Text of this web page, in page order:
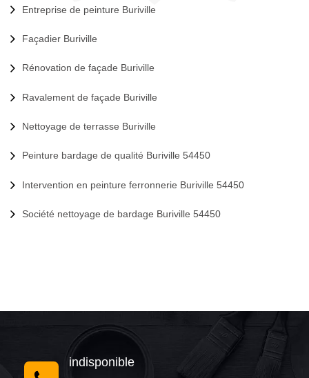
Entreprise de peinture Buriville
Façadier Buriville
Rénovation de façade Buriville
Ravalement de façade Buriville
Nettoyage de terrasse Buriville
Peinture bardage de qualité Buriville 54450
Intervention en peinture ferronnerie Buriville 54450
Société nettoyage de bardage Buriville 54450
indisponible